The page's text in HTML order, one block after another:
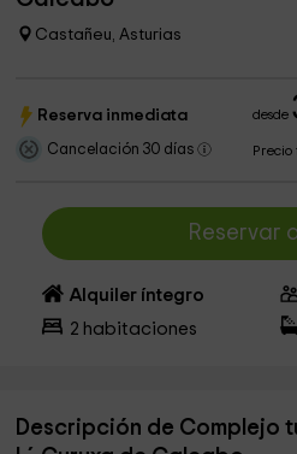
Castañeu, Asturias
Reserva inmediata desde
Cancelación 30 días Precio
Reservar
Alquiler íntegro
2 habitaciones
Descripción de Complejo